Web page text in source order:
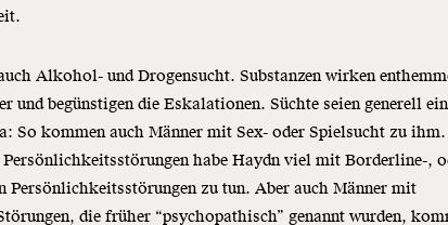
Alkohol- und Drogensucht. Substanzen wirken
und begünstigen die Eskalationen. Süchte seien generell ein
So kommen auch Männer mit Sex- oder Spielsucht zu
Persönlichkeitsstörungen habe Haydn viel mit Borderline-,
Persönlichkeitsstörungen zu tun. Aber auch Männer mit
die früher “psychopathisch” genannt wurden,